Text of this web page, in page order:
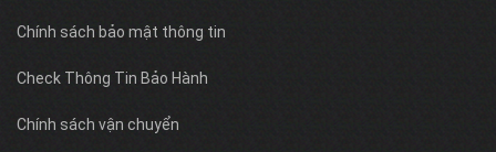
Chính sách bảo mật thông tin
Check Thông Tin Bảo Hành
Chính sách vận chuyển